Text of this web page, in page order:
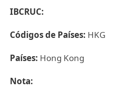
IBCRUC:
Códigos de Países: HKG
Países: Hong Kong
Nota: